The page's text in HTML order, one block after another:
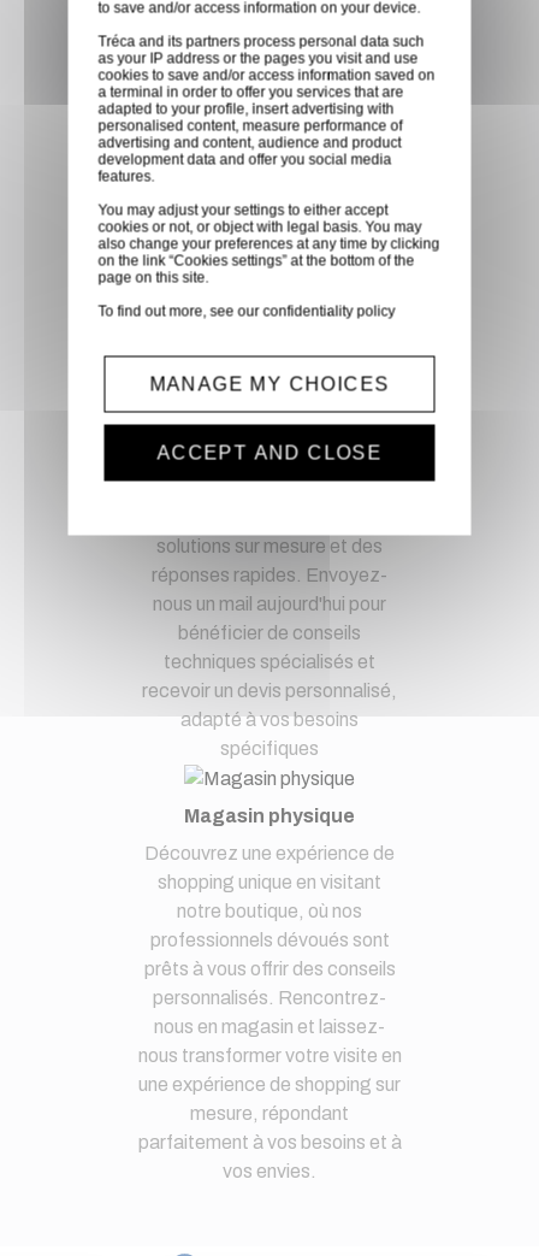
partenaire GLS, partout en
France métropolitaine et en
Europe entre 24h et 48h après
mise à disposition des produits
à notre transporteur.
Paiement sécurisé
Paiement CB, virement,
Paypal, ...
Optez pour la tranquillité
demandes techniques et devis
à notre service clients par mail.
Notre équipe d'experts est
solutions sur mesure et des
réponses rapides. Envoyez-
nous un mail aujourd'hui pour
bénéficier de conseils
techniques spécialisés et
recevoir un devis personnalisé,
adapté à vos besoins
spécifiques
Magasin physique
Découvrez une expérience de
shopping unique en visitant
notre boutique, où nos
professionnels dévoués sont
prêts à vous offrir des conseils
personnalisés. Rencontrez-
nous en magasin et laissez-
nous transformer votre visite en
une expérience de shopping sur
mesure, répondant
parfaitement à vos besoins et à
vos envies.
to save and/or access information on your device.
Tréca and its partners process personal data such
as your IP address or the pages you visit and use
cookies to save and/or access information saved on
a terminal in order to offer you services that are
adapted to your profile, insert advertising with
personalised content, measure performance of
advertising and content, audience and product
development data and offer you social media
features.
You may adjust your settings to either accept
cookies or not, or object with legal basis. You may
also change your preferences at any time by clicking
on the link “Cookies settings” at the bottom of the
page on this site.
To find out more, see ourconfidentiality policy
MANAGE MY CHOICES
ACCEPT AND CLOSE